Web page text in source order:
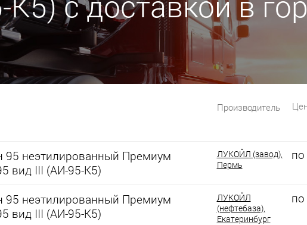
Производитель
95 неэтилированный Премиум
вид III (АИ-95-К5)
ЛУКОЙЛ (завод),
Пермь
95 неэтилированный Премиум
вид III (АИ-95-К5)
ЛУКОЙЛ
(нефтебаза),
Екатеринбург